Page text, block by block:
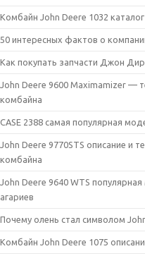
Комбайн John Deere 1032
50 интересных фактов о
Как покупать запчасти Джон
John Deere 9600 Maximamizer —
комбайна
CASE 2388 самая популярная
John Deere 9770STS описание и
комбайна
John Deere 9640 WTS
агариев
Почему олень стал символом
Комбайн John Deere 1075